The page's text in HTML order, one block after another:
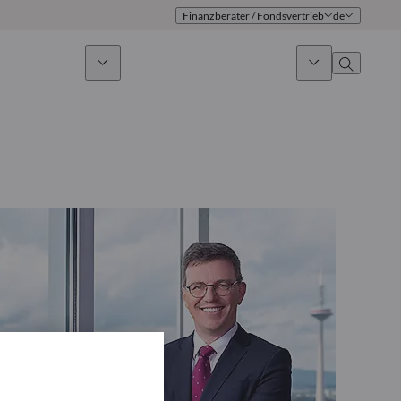
Finanzberater / Fondsvertrieb de
Standorte
Kontakt